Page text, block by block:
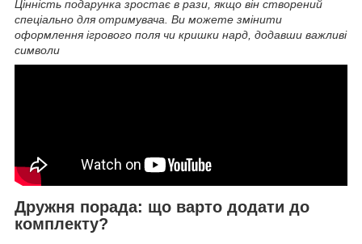
Цінність подарунка зростає в рази, якщо він створений
спеціально для отримувача. Ви можете змінити
оформлення ігрового поля чи кришки нард, додавши важливі
символи
Дружня порада: що варто додати до
комплекту?